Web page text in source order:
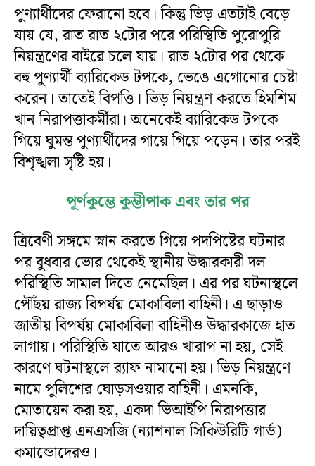
পুণ্যার্থীদের ফেরানো হবে। কিন্তু ভিড় এতটাই বেড়ে
যায় যে, রাত রাত ২টোর পরে পরিস্থিতি পুরোপুরি
নিয়ন্ত্রণের বাইরে চলে যায়। রাত ২টোর পর থেকে
বহু পুণ্যার্থী ব্যারিকেড টপকে, ভেঙে এগোনোর চেষ্টা
করেন। তাতেই বিপত্তি। ভিড় নিয়ন্ত্রণ করতে হিমশিম
খান নিরাপত্তাকর্মীরা। অনেকেই ব্যারিকেড টপকে
গিয়ে ঘুমন্ত পুণ্যার্থীদের গায়ে গিয়ে পড়েন। তার পরই
বিশৃঙ্খলা সৃষ্টি হয়।
পূর্ণকুম্ভে কুম্ভীপাক এবং তার পর
ত্রিবেণী সঙ্গমে স্নান করতে গিয়ে পদপিষ্টের ঘটনার
পর বুধবার ভোর থেকেই স্থানীয় উদ্ধারকারী দল
পরিস্থিতি সামাল দিতে নেমেছিল। এর পর ঘটনাস্থলে
পৌঁছয় রাজ্য বিপর্যয় মোকাবিলা বাহিনী। এ ছাড়াও
জাতীয় বিপর্যয় মোকাবিলা বাহিনীও উদ্ধারকাজে হাত
লাগায়। পরিস্থিতি যাতে আরও খারাপ না হয়, সেই
কারণে ঘটনাস্থলে র‌্যাফ নামানো হয়। ভিড় নিয়ন্ত্রণে
নামে পুলিশের ঘোড়সওয়ার বাহিনী। এমনকি,
মোতায়েন করা হয়, একদা ভিআইপি নিরাপত্তার
দায়িত্বপ্রাপ্ত এনএসজি (ন্যাশনাল সিকিউরিটি গার্ড)
কমান্ডোদেরও।